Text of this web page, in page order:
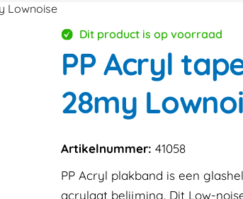
Lownoise
Dit product is op voorraad
PP Acryl
28my
Artikelnummer: 41058
PP Acryl plakband is een
acrylaat belijming. Dit Low-